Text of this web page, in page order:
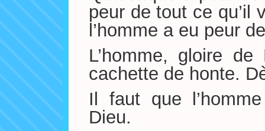
peur de tout ce qu’il
l’homme a eu peur
L’homme, gloire
cachette de honte.
Il faut que
Dieu.